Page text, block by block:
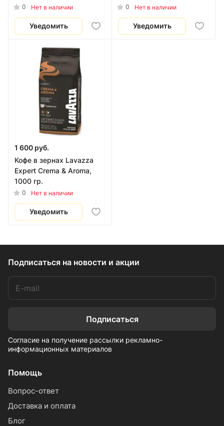
0 Нет в наличии
Уведомить
0 Нет в наличии
Уведомить
1 600 руб.
Кофе в зернах Lavazza
Expert Crema & Aroma,
1000 гр.
0 Нет в наличии
Уведомить
Подписаться на новости и акции
Подписаться
Согласие на получение рассылки рекламно-
информационных материалов
Помощь
Вопрос-ответ
Доставка и оплата
Блог